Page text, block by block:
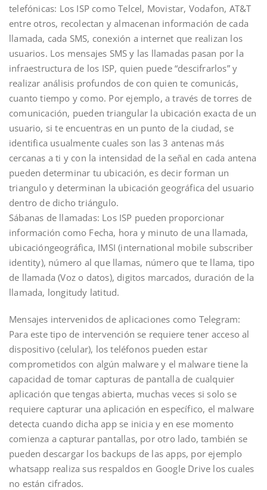
telefónicas: Los ISP como Telcel, Movistar, Vodafon, AT&T
entre otros, recolectan y almacenan información de cada
llamada, cada SMS, conexión a internet que realizan los
usuarios. Los mensajes SMS y las llamadas pasan por la
infraestructura de los ISP, quien puede “descifrarlos” y
realizar análisis profundos de con quien te comunicás,
cuanto tiempo y como. Por ejemplo, a través de torres de
comunicación, pueden triangular la ubicación exacta de un
usuario, si te encuentras en un punto de la ciudad, se
identifica usualmente cuales son las 3 antenas más
cercanas a ti y con la intensidad de la señal en cada antena
pueden determinar tu ubicación, es decir forman un
triangulo y determinan la ubicación geográfica del usuario
dentro de dicho triángulo.
Sábanas de llamadas: Los ISP pueden proporcionar
información como Fecha, hora y minuto de una llamada,
ubicacióngeográfica, IMSI (international mobile subscriber
identity), número al que llamas, número que te llama, tipo
de llamada (Voz o datos), digitos marcados, duración de la
llamada, longitudy latitud.
Mensajes intervenidos de aplicaciones como Telegram:
Para este tipo de intervención se requiere tener acceso al
dispositivo (celular), los teléfonos pueden estar
comprometidos con algún malware y el malware tiene la
capacidad de tomar capturas de pantalla de cualquier
aplicación que tengas abierta, muchas veces si solo se
requiere capturar una aplicación en específico, el malware
detecta cuando dicha app se inicia y en ese momento
comienza a capturar pantallas, por otro lado, también se
pueden descargar los backups de las apps, por ejemplo
whatsapp realiza sus respaldos en Google Drive los cuales
no están cifrados.